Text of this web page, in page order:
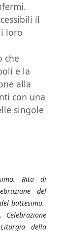
il
loro
che
e la
alla
con una
singole
Rito di
del
battesimo.
della